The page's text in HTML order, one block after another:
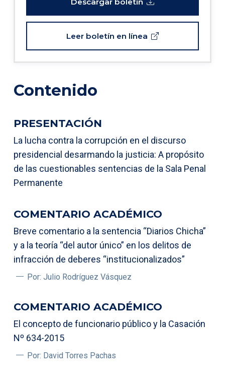
Leer boletín en línea
Contenido
PRESENTACIÓN
La lucha contra la corrupción en el discurso
presidencial desarmando la justicia: A propósito
de las cuestionables sentencias de la Sala Penal
Permanente
COMENTARIO ACADÉMICO
Breve comentario a la sentencia “Diarios Chicha”
y a la teoría “del autor único” en los delitos de
infracción de deberes “institucionalizados”
Por: Julio Rodríguez Vásquez
COMENTARIO ACADÉMICO
El concepto de funcionario público y la Casación
Nº 634-2015
Por: David Torres Pachas